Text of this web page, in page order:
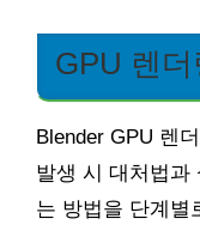
GPU 렌
Blender GPU 렌
발생 시 대처법과
는 방법을 단계별